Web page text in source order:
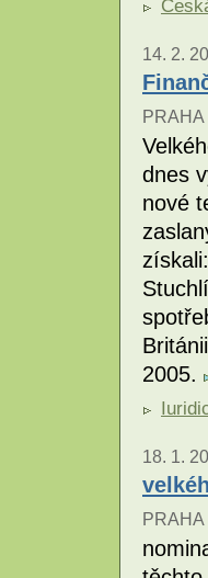
14. 2.
PRAHA
dnes
nové
2005.
18. 1.
PRAHA